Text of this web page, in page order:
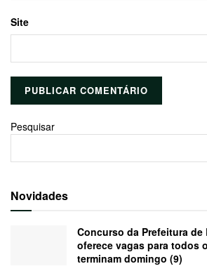
Site
Pesquisar
Novidades
Concurso da Prefeitura de
oferece vagas para todos
terminam domingo (9)